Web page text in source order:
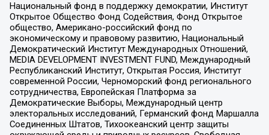
Национальный фонд в поддержку демократии, Институт
Открытое Общество Фонд Содействия, Фонд Открытое
общество, Американо-российский фонд по
экономическому и правовому развитию, Национальный
Демократический Институт Международных Отношений,
MEDIA DEVELOPMENT INVESTMENT FUND, Международный
Республиканский Институт, Открытая Россия, Институт
современной России, Черноморский фонд регионального
сотрудничества, Европейская Платформа за
Демократические Выборы, Международный центр
электоральных исследований, Германский фонд Маршалла
Соединенных Штатов, Тихоокеанский центр защиты